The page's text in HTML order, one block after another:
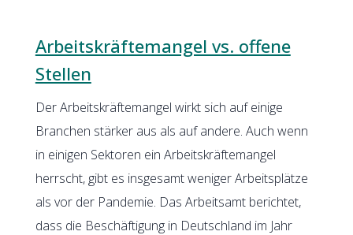
Arbeitskräftemangel vs. offene
Stellen
Der Arbeitskräftemangel wirkt sich auf einige
Branchen stärker aus als auf andere. Auch wenn
in einigen Sektoren ein Arbeitskräftemangel
herrscht, gibt es insgesamt weniger Arbeitsplätze
als vor der Pandemie. Das Arbeitsamt berichtet,
dass die Beschäftigung in Deutschland im Jahr